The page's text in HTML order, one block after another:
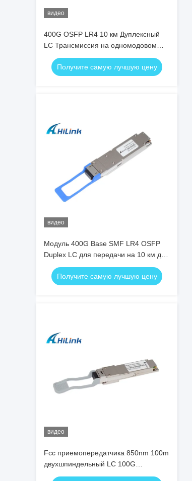
видео
400G OSFP LR4 10 км Дуплексный
LC Трансмиссия на одномодовом
волокне (SMF) OSFP Модуль
Получите самую лучшую цену
видео
Модуль 400G Base SMF LR4 OSFP
Duplex LC для передачи на 10 км для
5G дата-центра
Получите самую лучшую цену
видео
Fcc приемопередатчика 850nm 100m
двухшпиндельный LC 100G
приемопередатчика VCSEL OM4